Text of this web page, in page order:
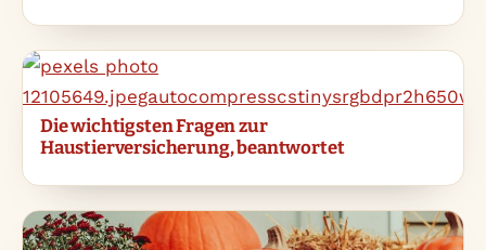
Die wichtigsten Fragen zur
Haustierversicherung, beantwortet